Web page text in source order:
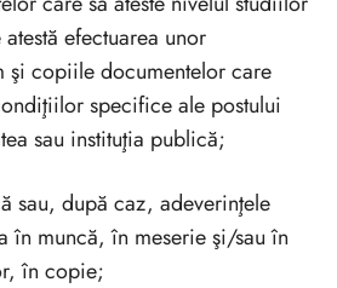
efectuarea unor
şi copiile documentelor care
specifice ale postului
sau instituţia publică;
sau, după caz, adeverinţele
în muncă, în meserie şi/sau în
în copie;